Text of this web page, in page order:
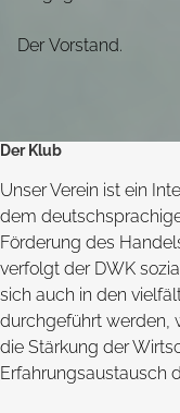
Der Vorstand.
Der Klub
Unser Verein ist ein
dem
Förderung des
verfolgt der DWK
sich auch in den
durchgeführt werden,
die Stärkung der
Erfahrungsaustausch